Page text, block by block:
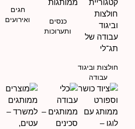
חולצות וביגוד
עבודה
כנסים
ותערוכות
חגים
ואירועים